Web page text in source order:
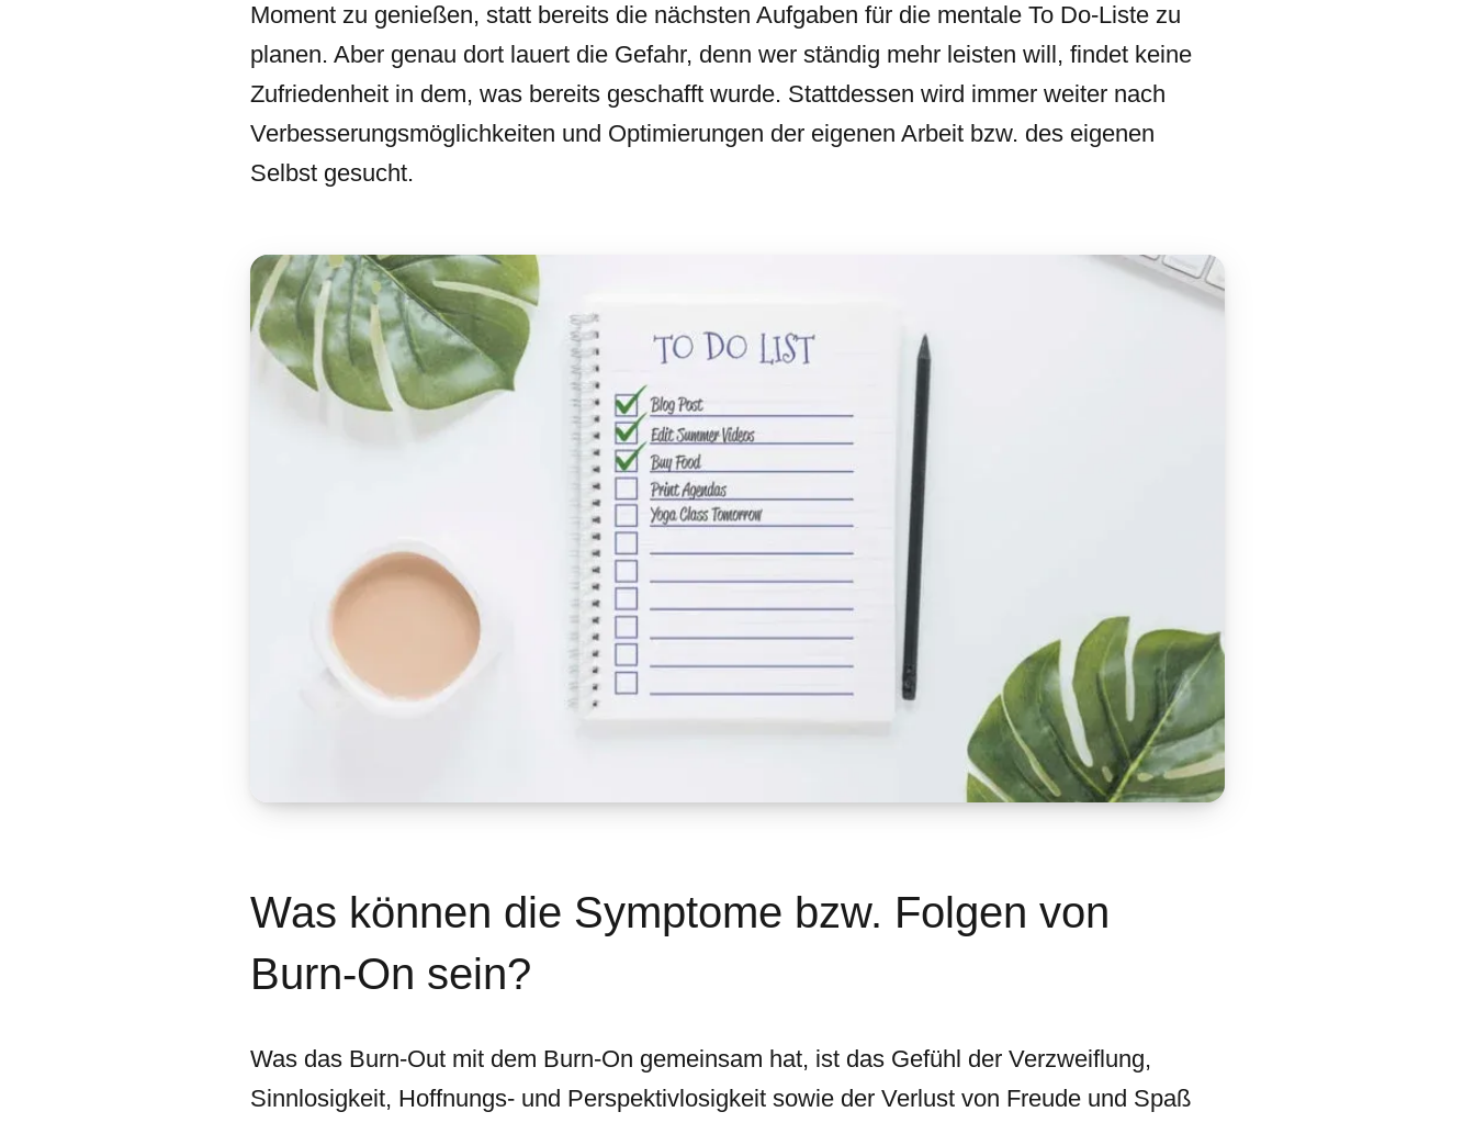
Moment zu genießen, statt bereits die nächsten Aufgaben für die mentale To Do-Liste zu
planen. Aber genau dort lauert die Gefahr, denn wer ständig mehr leisten will, findet keine
Zufriedenheit in dem, was bereits geschafft wurde. Stattdessen wird immer weiter nach
Verbesserungsmöglichkeiten und Optimierungen der eigenen Arbeit bzw. des eigenen
Selbst gesucht.
Was können die Symptome bzw. Folgen von
Burn-On sein?
Was das Burn-Out mit dem Burn-On gemeinsam hat, ist das Gefühl der Verzweiflung,
Sinnlosigkeit, Hoffnungs- und Perspektivlosigkeit sowie der Verlust von Freude und Spaß